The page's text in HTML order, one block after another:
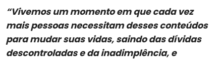
“Vivemos um momento em que cada vez
mais pessoas necessitam desses conteúdos
para mudar suas vidas, saindo das dívidas
descontroladas e da inadimplência, e